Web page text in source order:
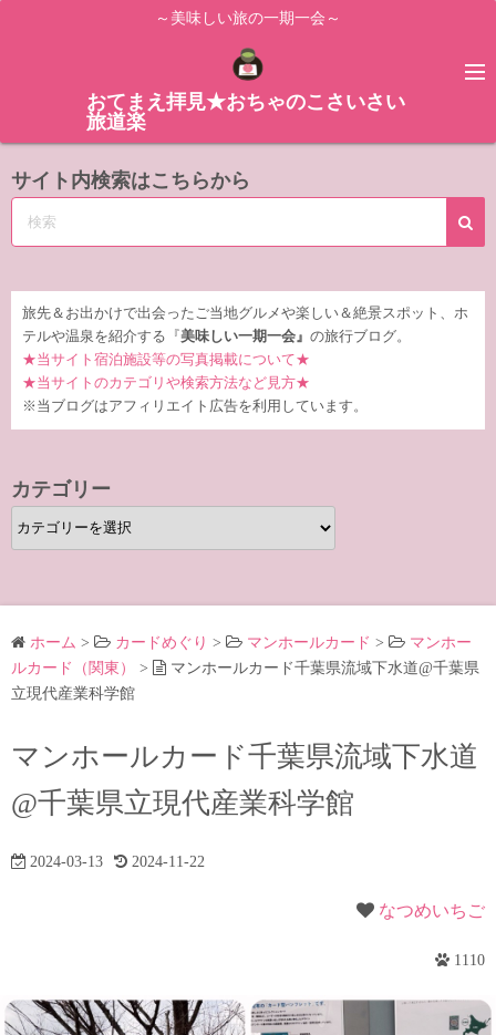
ス
ッ
～美味しい旅の一期一会～
おてまえ拝見★おちゃのこさいさい
旅道楽
サイト内検索はこちらから
旅先＆お出かけで出会ったご当地グルメや楽しい＆絶景スポット、ホ
テルや温泉を紹介する『 美味しい一期一会』 の旅行ブログ。
★当サイト宿泊施設等の写真掲載について★
★当サイトのカテゴリや検索方法など見方★
※当ブログはアフィリエイト広告を利用しています。
カテゴリー
カ
テ
リ
ー ホーム > カードめぐり > マンホールカード >
マンホー
ルカード（関東）
>
マンホールカード千葉県流域下水道@千葉県
立現代産業科学館
マンホールカード千葉県流域下水道
@千葉県立現代産業科学館
2024-03-13 2024-11-22
なつめいちご
1110